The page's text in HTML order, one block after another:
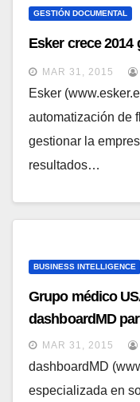
GESTIÓN DOCUMENTAL
Esker crece
MAR 31, 2015
Esker
automatización de
gestionar la
resultados…
BUSINESS INTELLIGENCE
Grupo médico
dashboardMD
datos
MAR 31, 2015
dashboardMD
especializada en